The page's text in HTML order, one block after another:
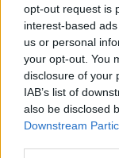
opt-out request is
interest-based
us or personal
your opt-out. You
disclosure of your
IAB’s list of
also be disclosed
Downstream
8. A
A friss
A gyors áthúzás